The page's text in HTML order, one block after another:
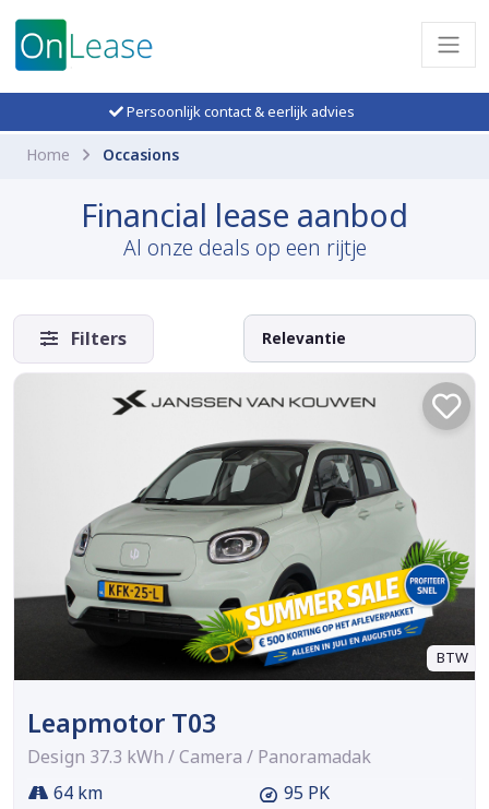
Persoonlijk contact & eerlijk advies
Home Occasions
Financial lease aanbod
Al onze deals op een rijtje
Filters
BTW
Leapmotor T03
Design 37.3 kWh / Camera / Panoramadak
64 km
95 PK